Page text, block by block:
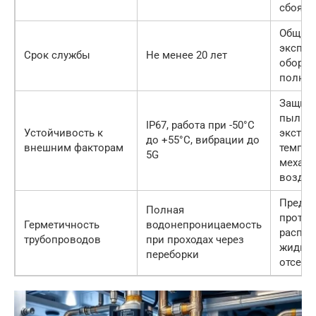
сбоя.
Срок службы Не менее 20 лет
Общий
Устойчивость к
внешним факторам
IP67, работа при -50°C
до +55°C, вибрации до
5G
пыли,
Герметичность
трубопроводов
Полная
водонепроницаемость
при проходах через
переборки